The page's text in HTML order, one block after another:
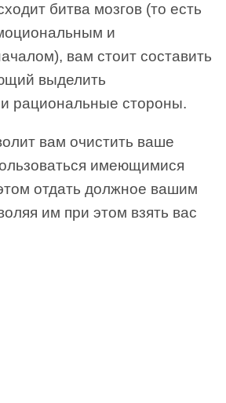
битва мозгов (то есть
и
вам стоит составить
выделить
рациональные стороны.
вам очистить ваше
имеющимися
отдать должное вашим
им при этом взять вас